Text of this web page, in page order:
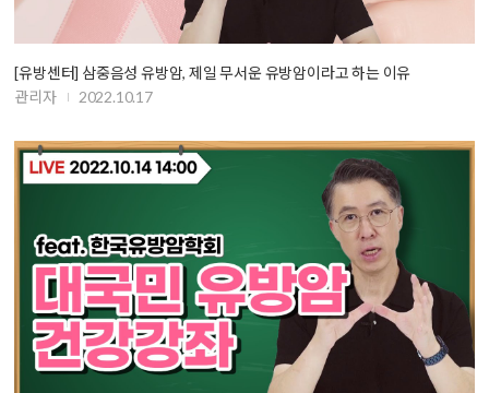
[유방센터] 삼중음성 유방암, 제일 무서운 유방암이라고 하는 이유
관리자
2022.10.17